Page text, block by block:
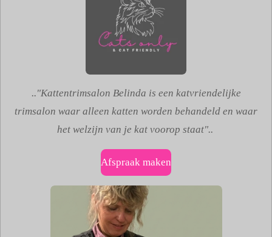
.."Kattentrimsalon Belinda is een katvriendelijke
trimsalon waar alleen katten worden behandeld en waar
het welzijn van je kat voorop staat"..
Afspraak maken